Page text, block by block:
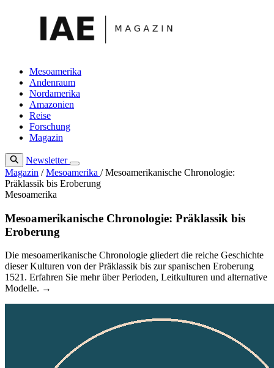
Mesoamerika
Andenraum
Nordamerika
Amazonien
Reise
Forschung
Magazin
Newsletter
Magazin / Mesoamerika / Mesoamerikanische Chronologie:
Präklassik bis Eroberung
Mesoamerika
Mesoamerikanische Chronologie: Präklassik bis
Eroberung
Die mesoamerikanische Chronologie gliedert die reiche Geschichte
dieser Kulturen von der Präklassik bis zur spanischen Eroberung
1521. Erfahren Sie mehr über Perioden, Leitkulturen und alternative
Modelle. →